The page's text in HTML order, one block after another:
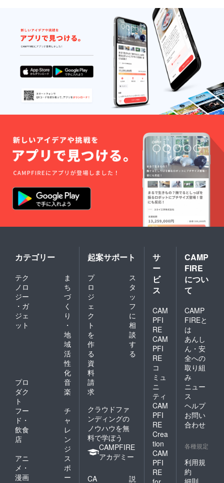
カテゴリー
テク
ノロ
ジー
・ガ
ジェ
ット
ま
ち
づ
く
り
・
地
域
活
性
化
プロ
ダク
ト
音
楽
フー
ド・
飲食
店
チ
ャ
レ
ン
ジ
アニ
メ・
漫画
ス
ポ
ー
起案サポート
プ
ロ
ジ
ェ
ク
ト
を
作
る
ス
タ
ッ
フ
に
相
談
す
る
資
料
請
求
クラウドファ
ンディングの
ノウハウを無
料で学ぼう
CAMPFIRE
アカデミー
CA 説
サ
ー
ビ
ス
CAM
PFI
RE
CAM
PFI
RE
コ
ミュ
ニ
ティ
CAM
PFI
RE
Crea
tion
CAM
PFI
RE
CAMP
FIRE
につい
て
CAMP
FIREと
は
あんし
ん・安
全への
取り組
み
ニュー
ス
ヘルプ
お問い
合わせ
各種規定
利用規
約